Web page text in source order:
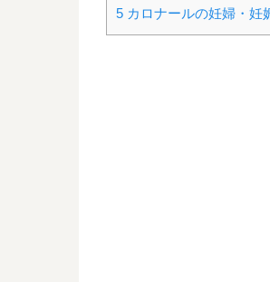
5 カロナールの妊婦・妊